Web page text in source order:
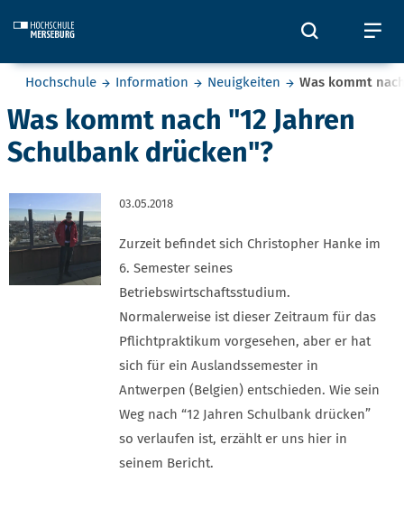
Öffnet
Sie befinden sich hier:
Hochschule Information Neuigkeiten Was kommt
Was kommt nach "12 Jahren
Schulbank drücken"?
03.05.2018
Zurzeit befindet sich Christopher Hanke im
6. Semester seines
Betriebswirtschaftsstudium.
Normalerweise ist dieser Zeitraum für das
Pflichtpraktikum vorgesehen, aber er hat
sich für ein Auslandssemester in
Antwerpen (Belgien) entschieden. Wie sein
Weg nach “12 Jahren Schulbank drücken”
so verlaufen ist, erzählt er uns hier in
seinem Bericht.